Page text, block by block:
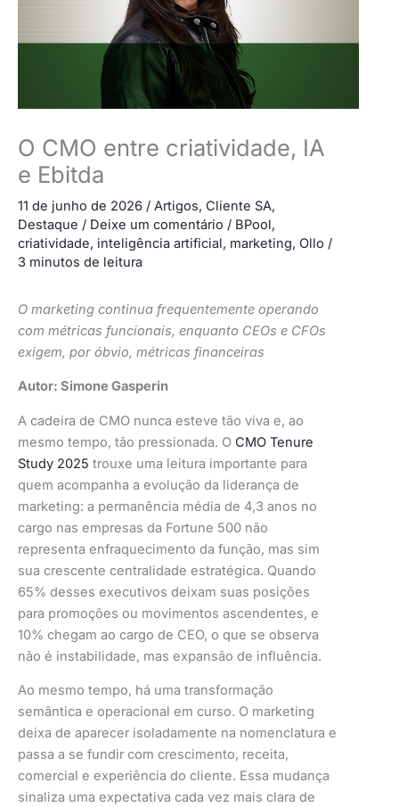
O CMO entre criatividade, IA
e Ebitda
11 de junho de 2026 / Artigos, Cliente SA,
Destaque / Deixe um comentário / BPool,
criatividade, inteligência artificial, marketing, Ollo /
3 minutos de leitura
O marketing continua frequentemente operando
com métricas funcionais, enquanto CEOs e CFOs
exigem, por óbvio, métricas financeiras
Autor: Simone Gasperin
A cadeira de CMO nunca esteve tão viva e, ao
mesmo tempo, tão pressionada. O CMO Tenure
Study 2025 trouxe uma leitura importante para
quem acompanha a evolução da liderança de
marketing: a permanência média de 4,3 anos no
cargo nas empresas da Fortune 500 não
representa enfraquecimento da função, mas sim
sua crescente centralidade estratégica. Quando
65% desses executivos deixam suas posições
para promoções ou movimentos ascendentes, e
10% chegam ao cargo de CEO, o que se observa
não é instabilidade, mas expansão de influência.
Ao mesmo tempo, há uma transformação
semântica e operacional em curso. O marketing
deixa de aparecer isoladamente na nomenclatura e
passa a se fundir com crescimento, receita,
comercial e experiência do cliente. Essa mudança
sinaliza uma expectativa cada vez mais clara de